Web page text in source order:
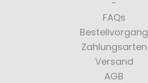
FAQs
Bestellvorgang
Zahlungsarten
Versand
AGB